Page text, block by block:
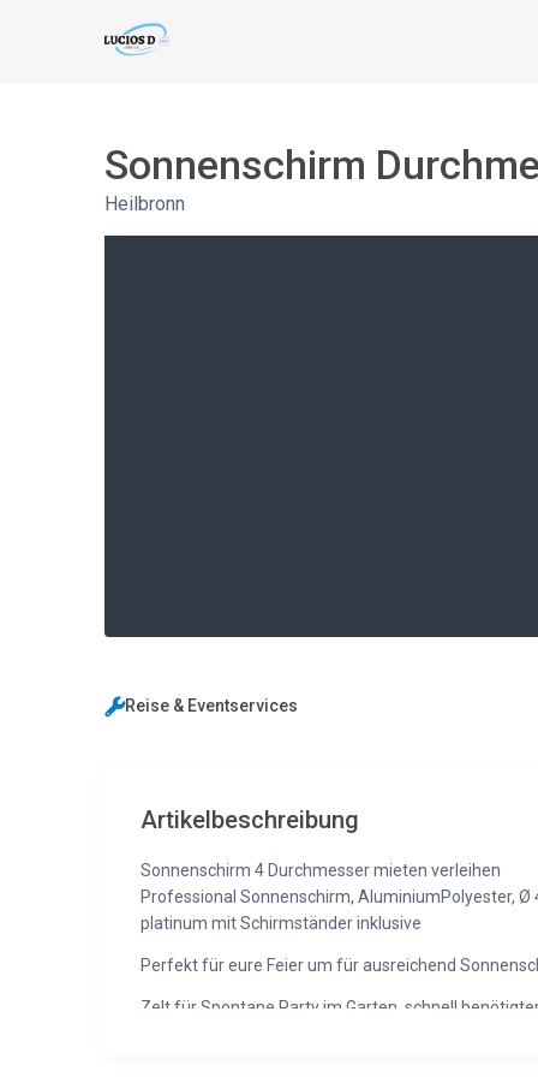
Sonnenschirm
Heilbronn
Reise & Eventservices
Artikelbeschreibung
Sonnenschirm 4 Durchmesser mieten verleihen
Professional Sonnenschirm, AluminiumPolyester,
platinum mit Schirmständer inklusive
Perfekt für eure Feier um für ausreichend
Zelt für Spontane Party im Garten, schnell